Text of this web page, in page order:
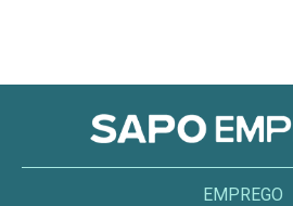
EMPREGO